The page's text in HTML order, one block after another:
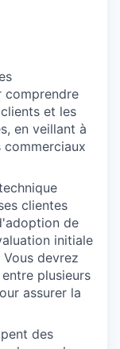
comprendre
et les
en veillant à
clientes
de
initiale
devrez
plusieurs
assurer la
des